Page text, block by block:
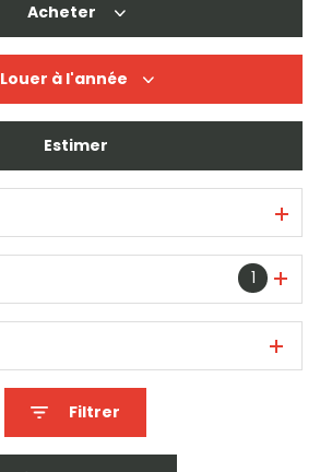
Acheter
Louer à l'année
Estimer
1
Filtrer